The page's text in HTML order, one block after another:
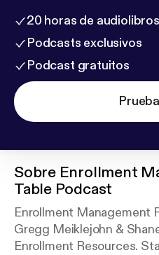
20 horas de
Podcasts exclusivos
Podcast gratuitos
Sobre Enrollment
Table Podcast
Enrollment Management
Gregg Meiklejohn &
Enrollment Resources.